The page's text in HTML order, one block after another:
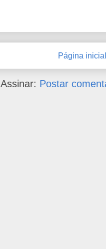
Página inicial
Assinar: Postar